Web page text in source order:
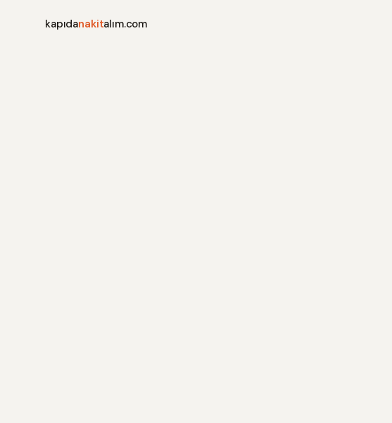
kapıdanakitalım.com